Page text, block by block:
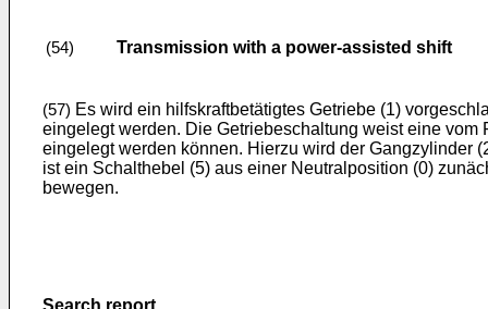
(54) Transmission with a power-assisted shift
(57) Es wird ein hilfskraftbetätigtes Getriebe (1)
eingelegt werden. Die Getriebeschaltung weist eine
eingelegt werden können. Hierzu wird der Gangzylinder
ist ein Schalthebel (5) aus einer Neutralposition (0)
bewegen.
Search report